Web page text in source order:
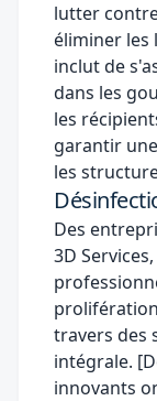
lutter
éliminer les
inclut de
dans les
les
garantir
les
Des
3D
travers des
intégrale.
innovants